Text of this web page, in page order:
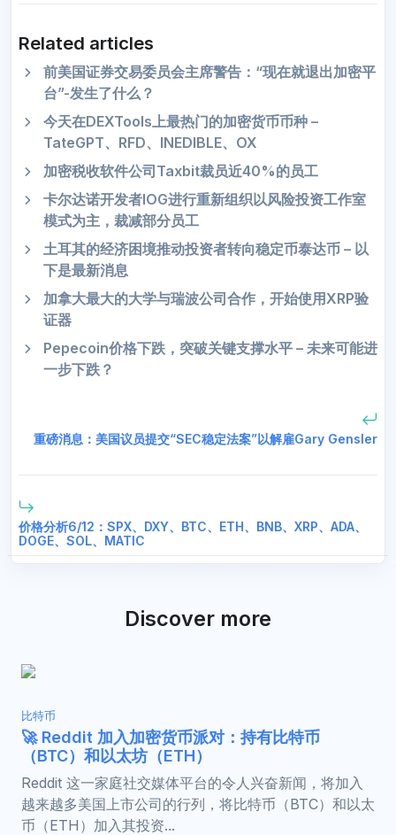
Related articles
前美国证券交易委员会主席警告：“现在就退出加密平
台”-发生了什么？
今天在DEXTools上最热门的加密货币币种 –
TateGPT、RFD、INEDIBLE、OX
加密税收软件公司Taxbit裁员近40%的员工
卡尔达诺开发者IOG进行重新组织以风险投资工作室
模式为主，裁减部分员工
土耳其的经济困境推动投资者转向稳定币泰达币 – 以
下是最新消息
加拿大最大的大学与瑞波公司合作，开始使用XRP验
证器
Pepecoin价格下跌，突破关键支撑水平 – 未来可能进
一步下跌？
重磅消息：美国议员提交“SEC稳定法案”以解雇Gary Gensler
价格分析6/12：SPX、DXY、BTC、ETH、BNB、XRP、ADA、
DOGE、SOL、MATIC
Discover more
比特币
🚀 Reddit 加入加密货币派对：持有比特币
（BTC）和以太坊（ETH）
Reddit 这一家庭社交媒体平台的令人兴奋新闻，将加入
越来越多美国上市公司的行列，将比特币（BTC）和以太
币（ETH）加入其投资...